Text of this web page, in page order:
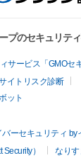
プのセキュリテ
サービス「GMOセ
イトリスク診断
ット
ーセキュリティ by
）
なり